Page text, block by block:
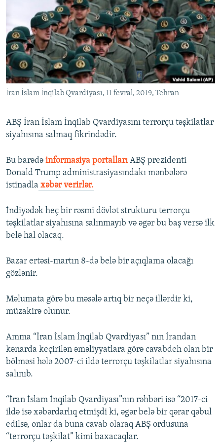
FOTOQALEREYA
İNFOQRAFIKA
KARIKATURA
AZƏRBAYCAN ƏDƏBIYYATI KITABXANASI
İSLAM VƏ DEMOKRATIYA
İZ - MƏDƏNIYYƏT PROQRAMI
HAQQIMIZDA
MISSIYAMIZ
PEŞƏ ETIKASI VƏ JURNALISTIKA STANDARTLARIMIZ
MATERIALLARIMIZDAN ISTIFADƏ
AZADLIQRADIOSU MOBIL TELEFONUNUZDA
BIZIMLƏ ƏLAQƏ
BIZI IZLƏ
RFE/RL-in bütün saytları
İran İslam İnqilab Qvardiyası, 11 fevral, 2019, Tehran
ABŞ İran İslam İnqilab Qvardiyasını terrorçu təşkilatlar
siyahısına salmaq fikrindədir.
Bu barədə informasiya portalları ABŞ prezidenti
Donald Trump administrasiyasındakı mənbələrə
istinadla xəbər verirlər.
İndiyədək heç bir rəsmi dövlət strukturu terrorçu
təşkilatlar siyahısına salınmayıb və əgər bu baş versə ilk
belə hal olacaq.
Bazar ertəsi-martın 8-də belə bir açıqlama olacağı
gözlənir.
Məlumata görə bu məsələ artıq bir neçə illərdir ki,
müzakirə olunur.
Amma “İran İslam İnqilab Qvardiyası” nın İrandan
kənarda keçirilən əməliyyatlara görə cavabdeh olan bir
bölməsi hələ 2007-ci ildə terrorçu təşkilatlar siyahısına
salınıb.
“İran İslam İnqilab Qvardiyası”nın rəhbəri isə “2017-ci
ildə isə xəbərdarlıq etmişdi ki, əgər belə bir qərar qəbul
edilsə, onlar da buna cavab olaraq ABŞ ordusuna
“terrorçu təşkilat” kimi baxacaqlar.